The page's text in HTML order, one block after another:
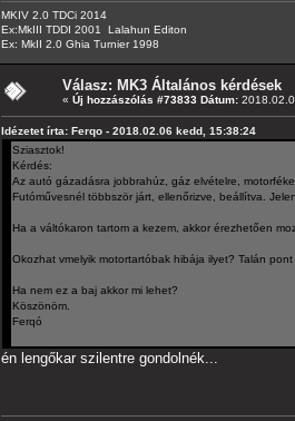
MKIV 2.0 TDCi 2014
Ex:MkIII TDDI 2001 Lalahun Editon
Ex: MkII 2.0 Ghia Turnier 1998
Válasz: MK3 Általános kérdések
« Új hozzászólás #73833 Dátum:
Idézetet írta: Ferqo - 2018.02.06 kedd, 15:38:24
Sziasztok!
Kérdés:
Az autó gázadásra jobbrahúz, gáz elvételre,
Futóművesnél többször járt, ellenőrizve, beállítva.
Ha a váltókaron tartom a kezem, akkor érezhetően
Okozhat vmelyik motortartóbak hibája ilyet? Talán
Ha nem ez a baj akkor mi lehet?
Köszönöm.
Ferqó
én lengőkar szilentre gondolnék...